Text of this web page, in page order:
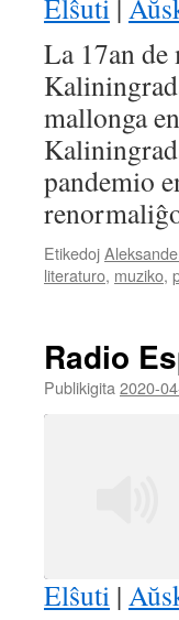
RSS FEED
LINK
EMBED
Elŝuti |
La 17an de
mallonga
pandemio
Etikedoj
literaturo, muziko,
Radio
Publikigita 2020-
Elŝuti |